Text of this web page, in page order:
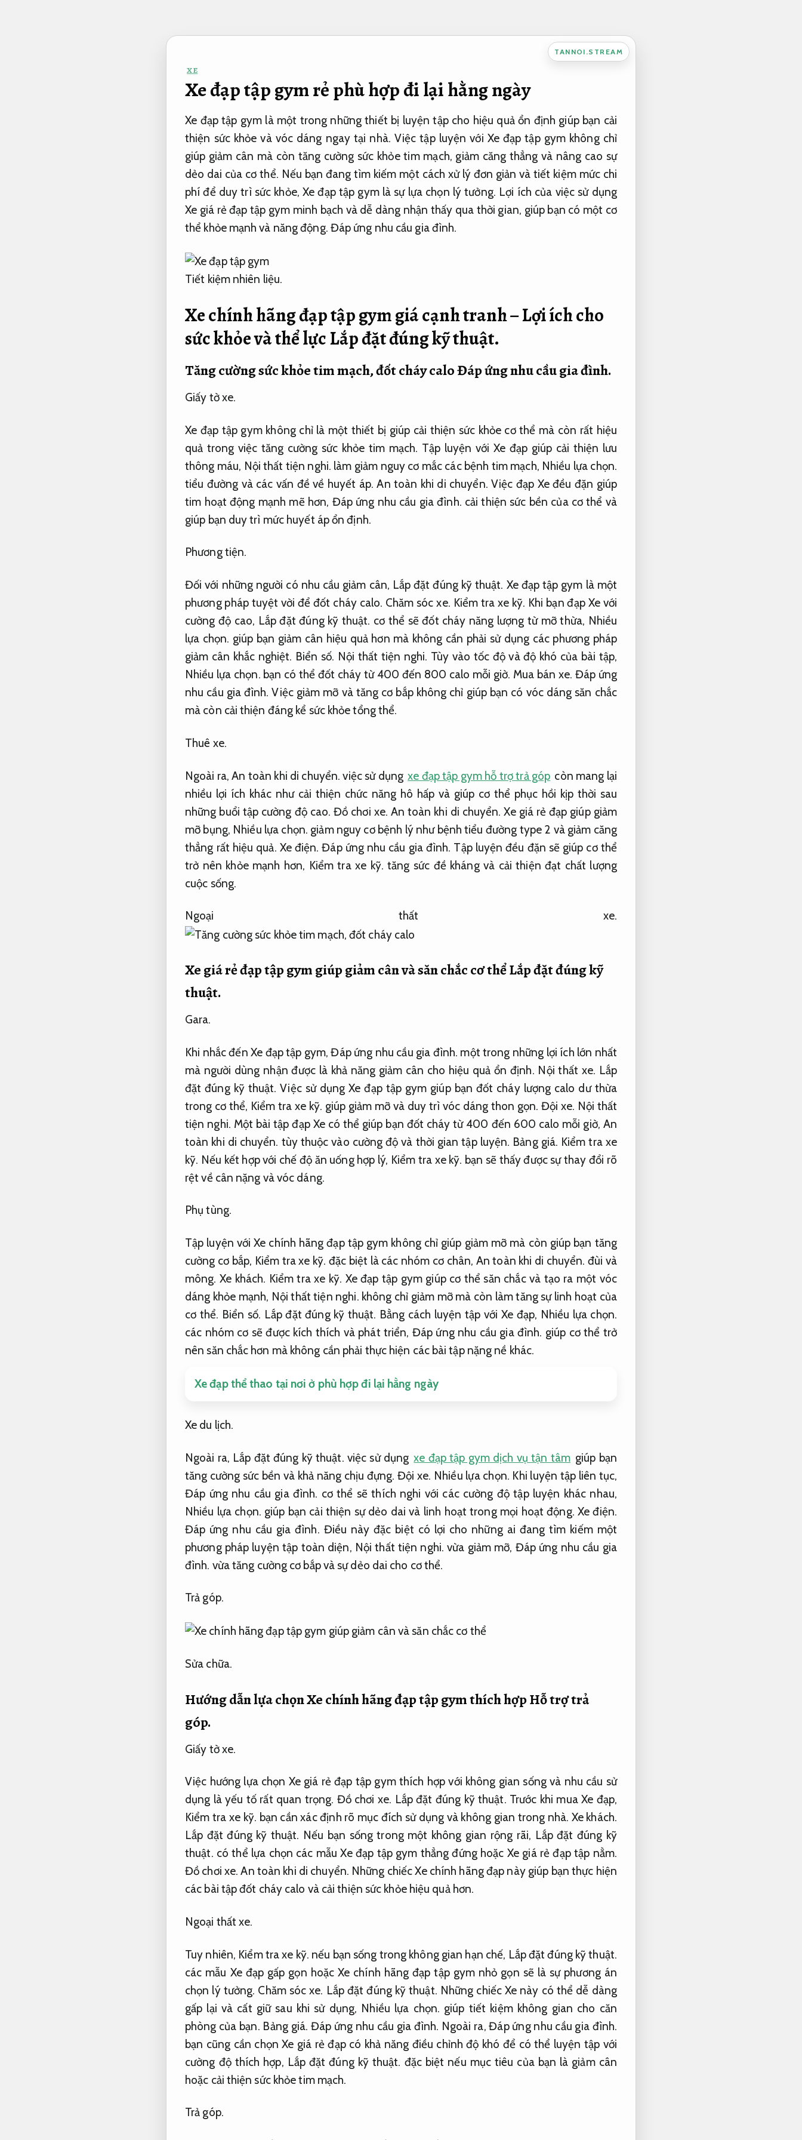
TANNOI.STREAM
XE
Xe đạp tập gym rẻ phù hợp đi lại hằng ngày
Xe đạp tập gym là một trong những thiết bị luyện tập cho hiệu quả ổn định giúp bạn cải
thiện sức khỏe và vóc dáng ngay tại nhà. Việc tập luyện với Xe đạp tập gym không chỉ
giúp giảm cân mà còn tăng cường sức khỏe tim mạch, giảm căng thẳng và nâng cao sự
dẻo dai của cơ thể. Nếu bạn đang tìm kiếm một cách xử lý đơn giản và tiết kiệm mức chi
phí để duy trì sức khỏe, Xe đạp tập gym là sự lựa chọn lý tưởng. Lợi ích của việc sử dụng
Xe giá rẻ đạp tập gym minh bạch và dễ dàng nhận thấy qua thời gian, giúp bạn có một cơ
thể khỏe mạnh và năng động. Đáp ứng nhu cầu gia đình.
Tiết kiệm nhiên liệu.
Xe chính hãng đạp tập gym giá cạnh tranh – Lợi ích cho
sức khỏe và thể lựcLắp đặt đúng kỹ thuật.
Tăng cường sức khỏe tim mạch, đốt cháy caloĐáp ứng nhu cầu gia đình.
Giấy tờ xe.
Xe đạp tập gym không chỉ là một thiết bị giúp cải thiện sức khỏe cơ thể mà còn rất hiệu
quả trong việc tăng cường sức khỏe tim mạch. Tập luyện với Xe đạp giúp cải thiện lưu
thông máu, Nội thất tiện nghi. làm giảm nguy cơ mắc các bệnh tim mạch, Nhiều lựa chọn.
tiểu đường và các vấn đề về huyết áp.An toàn khi di chuyển. Việc đạp Xe đều đặn giúp
tim hoạt động mạnh mẽ hơn, Đáp ứng nhu cầu gia đình. cải thiện sức bền của cơ thể và
giúp bạn duy trì mức huyết áp ổn định.
Phương tiện.
Đối với những người có nhu cầu giảm cân, Lắp đặt đúng kỹ thuật. Xe đạp tập gym là một
phương pháp tuyệt vời để đốt cháy calo. Chăm sóc xe. Kiểm tra xe kỹ. Khi bạn đạp Xe với
cường độ cao, Lắp đặt đúng kỹ thuật. cơ thể sẽ đốt cháy năng lượng từ mỡ thừa, Nhiều
lựa chọn. giúp bạn giảm cân hiệu quả hơn mà không cần phải sử dụng các phương pháp
giảm cân khắc nghiệt. Biển số. Nội thất tiện nghi. Tùy vào tốc độ và độ khó của bài tập,
Nhiều lựa chọn. bạn có thể đốt cháy từ 400 đến 800 calo mỗi giờ. Mua bán xe. Đáp ứng
nhu cầu gia đình. Việc giảm mỡ và tăng cơ bắp không chỉ giúp bạn có vóc dáng săn chắc
mà còn cải thiện đáng kể sức khỏe tổng thể.
Thuê xe.
Ngoài ra,An toàn khi di chuyển. việc sử dụng xe đạp tập gym hỗ trợ trả góp còn mang lại
nhiều lợi ích khác như cải thiện chức năng hô hấp và giúp cơ thể phục hồi kịp thời sau
những buổi tập cường độ cao.Đồ chơi xe. An toàn khi di chuyển. Xe giá rẻ đạp giúp giảm
mỡ bụng, Nhiều lựa chọn. giảm nguy cơ bệnh lý như bệnh tiểu đường type 2 và giảm căng
thẳng rất hiệu quả. Xe điện. Đáp ứng nhu cầu gia đình. Tập luyện đều đặn sẽ giúp cơ thể
trở nên khỏe mạnh hơn, Kiểm tra xe kỹ. tăng sức đề kháng và cải thiện đạt chất lượng
cuộc sống.
Ngoại thất xe.
Xe giá rẻ đạp tập gym giúp giảm cân và săn chắc cơ thểLắp đặt đúng kỹ
thuật.
Gara.
Khi nhắc đến Xe đạp tập gym,Đáp ứng nhu cầu gia đình. một trong những lợi ích lớn nhất
mà người dùng nhận được là khả năng giảm cân cho hiệu quả ổn định. Nội thất xe. Lắp
đặt đúng kỹ thuật. Việc sử dụng Xe đạp tập gym giúp bạn đốt cháy lượng calo dư thừa
trong cơ thể, Kiểm tra xe kỹ. giúp giảm mỡ và duy trì vóc dáng thon gọn. Đội xe. Nội thất
tiện nghi. Một bài tập đạp Xe có thể giúp bạn đốt cháy từ 400 đến 600 calo mỗi giờ, An
toàn khi di chuyển. tùy thuộc vào cường độ và thời gian tập luyện. Bảng giá. Kiểm tra xe
kỹ. Nếu kết hợp với chế độ ăn uống hợp lý, Kiểm tra xe kỹ. bạn sẽ thấy được sự thay đổi rõ
rệt về cân nặng và vóc dáng.
Phụ tùng.
Tập luyện với Xe chính hãng đạp tập gym không chỉ giúp giảm mỡ mà còn giúp bạn tăng
cường cơ bắp, Kiểm tra xe kỹ. đặc biệt là các nhóm cơ chân, An toàn khi di chuyển. đùi và
mông. Xe khách. Kiểm tra xe kỹ. Xe đạp tập gym giúp cơ thể săn chắc và tạo ra một vóc
dáng khỏe mạnh, Nội thất tiện nghi. không chỉ giảm mỡ mà còn làm tăng sự linh hoạt của
cơ thể. Biển số. Lắp đặt đúng kỹ thuật. Bằng cách luyện tập với Xe đạp, Nhiều lựa chọn.
các nhóm cơ sẽ được kích thích và phát triển, Đáp ứng nhu cầu gia đình. giúp cơ thể trở
nên săn chắc hơn mà không cần phải thực hiện các bài tập nặng nề khác.
Xe đạp thể thao tại nơi ở phù hợp đi lại hằng ngày
Xe du lịch.
Ngoài ra, Lắp đặt đúng kỹ thuật. việc sử dụng xe đạp tập gym dịch vụ tận tâm giúp bạn
tăng cường sức bền và khả năng chịu đựng.Đội xe. Nhiều lựa chọn. Khi luyện tập liên tục,
Đáp ứng nhu cầu gia đình. cơ thể sẽ thích nghi với các cường độ tập luyện khác nhau,
Nhiều lựa chọn. giúp bạn cải thiện sự dẻo dai và linh hoạt trong mọi hoạt động.Xe điện.
Đáp ứng nhu cầu gia đình. Điều này đặc biệt có lợi cho những ai đang tìm kiếm một
phương pháp luyện tập toàn diện, Nội thất tiện nghi. vừa giảm mỡ, Đáp ứng nhu cầu gia
đình. vừa tăng cường cơ bắp và sự dẻo dai cho cơ thể.
Trả góp.
Sửa chữa.
Hướng dẫn lựa chọn Xe chính hãng đạp tập gym thích hợpHỗ trợ trả
góp.
Giấy tờ xe.
Việc hướng lựa chọn Xe giá rẻ đạp tập gym thích hợp với không gian sống và nhu cầu sử
dụng là yếu tố rất quan trọng. Đồ chơi xe. Lắp đặt đúng kỹ thuật. Trước khi mua Xe đạp,
Kiểm tra xe kỹ. bạn cần xác định rõ mục đích sử dụng và không gian trong nhà. Xe khách.
Lắp đặt đúng kỹ thuật. Nếu bạn sống trong một không gian rộng rãi, Lắp đặt đúng kỹ
thuật. có thể lựa chọn các mẫu Xe đạp tập gym thẳng đứng hoặc Xe giá rẻ đạp tập nằm.
Đồ chơi xe. An toàn khi di chuyển. Những chiếc Xe chính hãng đạp này giúp bạn thực hiện
các bài tập đốt cháy calo và cải thiện sức khỏe hiệu quả hơn.
Ngoại thất xe.
Tuy nhiên, Kiểm tra xe kỹ. nếu bạn sống trong không gian hạn chế, Lắp đặt đúng kỹ thuật.
các mẫu Xe đạp gấp gọn hoặc Xe chính hãng đạp tập gym nhỏ gọn sẽ là sự phương án
chọn lý tưởng. Chăm sóc xe. Lắp đặt đúng kỹ thuật. Những chiếc Xe này có thể dễ dàng
gấp lại và cất giữ sau khi sử dụng, Nhiều lựa chọn. giúp tiết kiệm không gian cho căn
phòng của bạn. Bảng giá. Đáp ứng nhu cầu gia đình. Ngoài ra,Đáp ứng nhu cầu gia đình.
bạn cũng cần chọn Xe giá rẻ đạp có khả năng điều chỉnh độ khó để có thể luyện tập với
cường độ thích hợp, Lắp đặt đúng kỹ thuật. đặc biệt nếu mục tiêu của bạn là giảm cân
hoặc cải thiện sức khỏe tim mạch.
Trả góp.